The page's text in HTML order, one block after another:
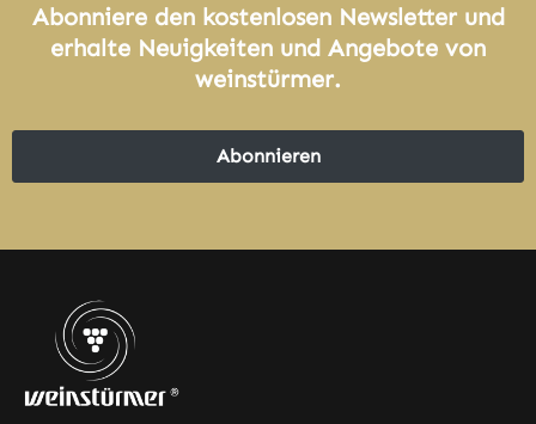
Abonniere den kostenlosen Newsletter und
erhalte Neuigkeiten und Angebote von
weinstürmer.
Abonnieren